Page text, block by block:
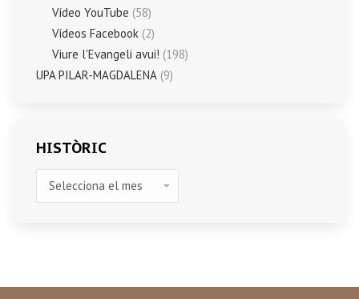
Vídeo YouTube (58)
Vídeos Facebook (2)
Viure l'Evangeli avui! (198)
UPA PILAR-MAGDALENA (9)
HISTÒRIC